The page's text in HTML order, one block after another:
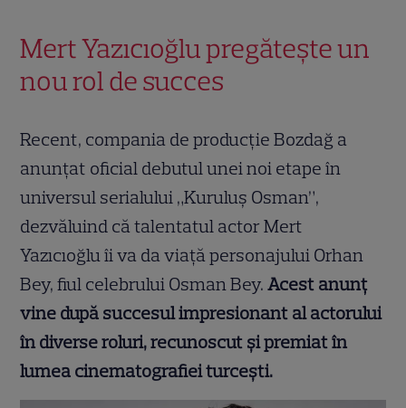
Mert Yazıcıoğlu pregătește un
nou rol de succes
Recent, compania de producție Bozdağ a
anunțat oficial debutul unei noi etape în
universul serialului „Kuruluş Osman”,
dezvăluind că talentatul actor Mert
Yazıcıoğlu îi va da viață personajului Orhan
Bey, fiul celebrului Osman Bey.Acest anunț
vine după succesul impresionant al actorului
în diverse roluri, recunoscut și premiat în
lumea cinematografiei turcești.